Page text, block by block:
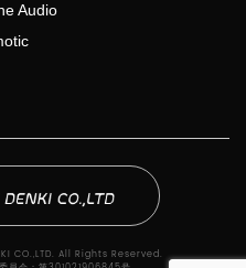
Audio
CO.,LTD. All Rights Reserved.